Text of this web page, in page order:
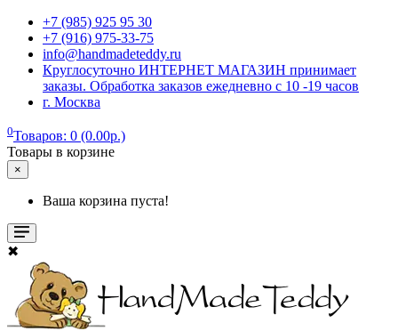
+7 (985) 925 95 30
+7 (916) 975-33-75
info@handmadeteddy.ru
Круглосуточно ИНТЕРНЕТ МАГАЗИН принимает
заказы. Обработка заказов ежедневно с 10 -19 часов
г. Москва
0Товаров: 0 (0.00р.)
Товары в корзине
×
Ваша корзина пуста!
✖